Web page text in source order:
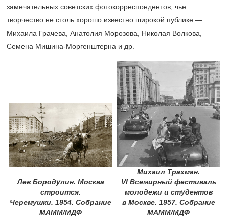
замечательных советских фотокорреспондентов, чье
творчество не столь хорошо известно широкой публике —
Михаила Грачева, Анатолия Морозова, Николая Волкова,
Семена Мишина-Моргенштерна и др.
Лев Бородулин. Москва
строится.
Черемушки. 1954. Собрание
МАММ/МДФ
Михаил Трахман.
VI Всемирный фестиваль
молодежи и студентов
в Москве. 1957. Собрание
МАММ/МДФ